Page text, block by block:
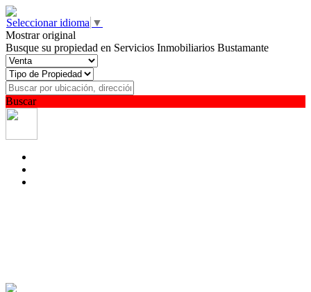
Seleccionar idioma ▼
Mostrar original
Busque su propiedad en Servicios Inmobiliarios Bustamante
Buscar